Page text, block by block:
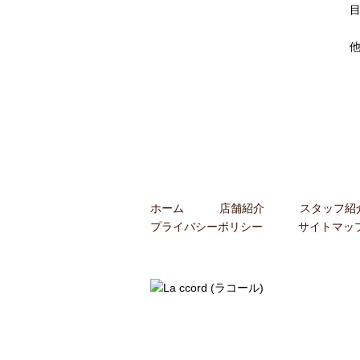
ホーム 店舗紹介
スタッフ紹
プライバシーポリシー
サイトマッ